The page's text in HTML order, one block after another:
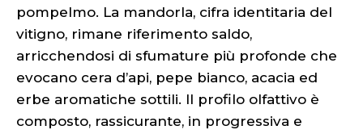
pompelmo. La mandorla, cifra identitaria del
vitigno, rimane riferimento saldo,
arricchendosi di sfumature più profonde che
evocano cera d’api, pepe bianco, acacia ed
erbe aromatiche sottili. Il profilo olfattivo è
composto, rassicurante, in progressiva e